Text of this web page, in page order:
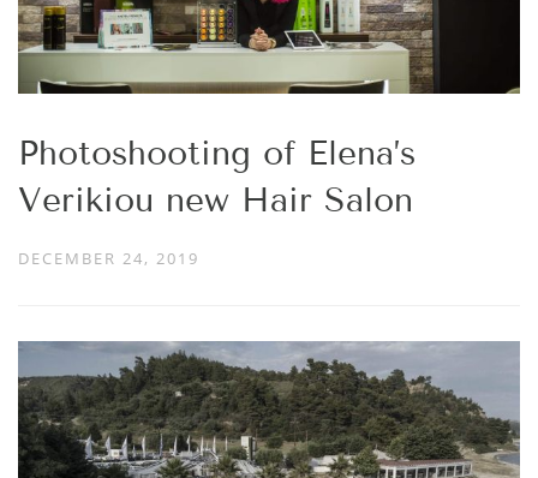
Photoshooting of Elena’s
Verikiou new Hair Salon
DECEMBER 24, 2019